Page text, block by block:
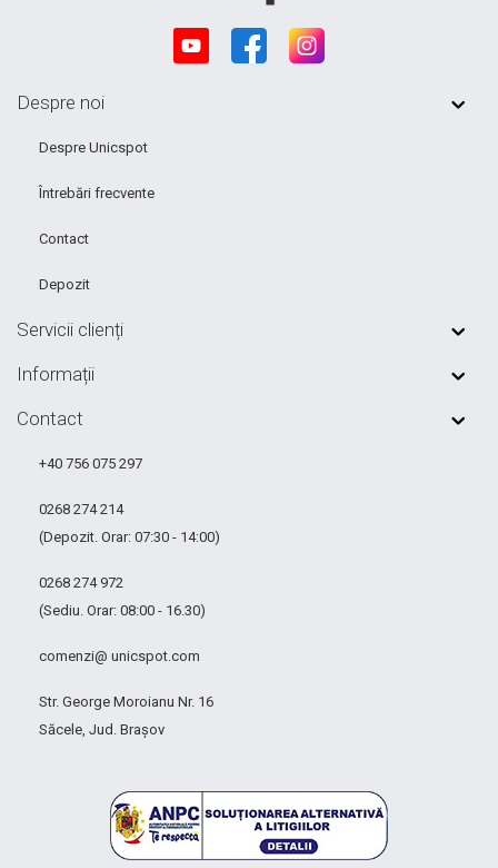
Despre noi
Despre Unicspot
Întrebări frecvente
Contact
Depozit
Servicii clienți
Informații
Contact
+40 756 075 297
0268 274 214
(Depozit. Orar: 07:30 - 14:00)
0268 274 972
(Sediu. Orar: 08:00 - 16.30)
comenzi@ unicspot.com
Str. George Moroianu Nr. 16
Săcele, Jud. Brașov